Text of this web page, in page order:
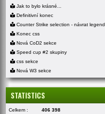
Jak to bylo krásné...
Definitivní konec
Counter Strike selection - návrat legend
Konec css
Nová CoD2 sekce
Speed cup #2 skupiny
css sekce
Nová W3 sekce
STATISTICS
Celkem :
406 398